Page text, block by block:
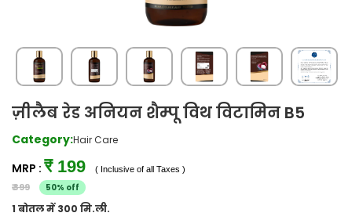
ज़ीलैब रेड अनियन शैम्पू विथ विटामिन B5
Category:Hair Care
MRP : ₹ 199 ( Inclusive of all Taxes )
₹ 399 50% off
1 बोतल में 300 मि.ली.